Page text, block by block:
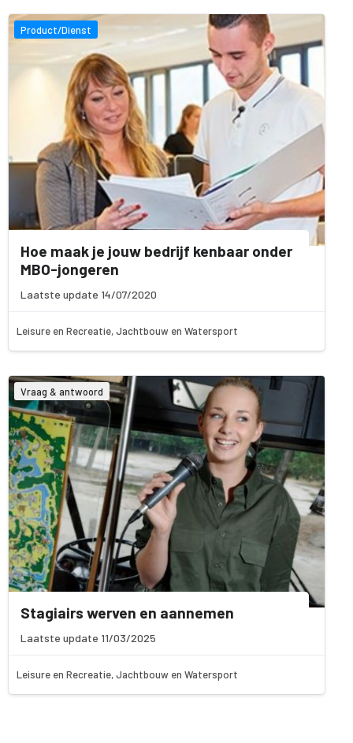
Product/Dienst
Hoe maak je jouw bedrijf kenbaar onder
MBO-jongeren
Laatste update 14/07/2020
Leisure en Recreatie, Jachtbouw en Watersport
Vraag & antwoord
Stagiairs werven en aannemen
Laatste update 11/03/2025
Leisure en Recreatie, Jachtbouw en Watersport